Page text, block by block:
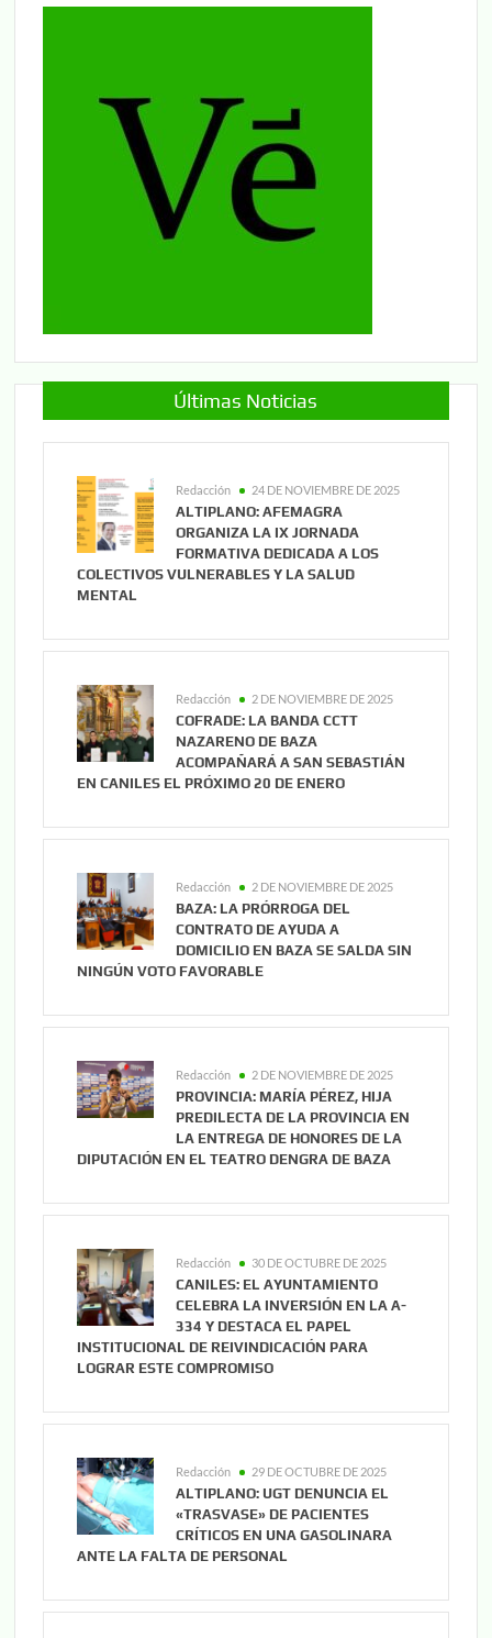
Últimas Noticias
Redacción 24 DE NOVIEMBRE DE 2025
ALTIPLANO: AFEMAGRA
ORGANIZA LA IX JORNADA
FORMATIVA DEDICADA A LOS
COLECTIVOS VULNERABLES Y LA SALUD
MENTAL
Redacción 2 DE NOVIEMBRE DE 2025
COFRADE: LA BANDA CCTT
NAZARENO DE BAZA
ACOMPAÑARÁ A SAN SEBASTIÁN
EN CANILES EL PRÓXIMO 20 DE ENERO
Redacción 2 DE NOVIEMBRE DE 2025
BAZA: LA PRÓRROGA DEL
CONTRATO DE AYUDA A
DOMICILIO EN BAZA SE SALDA SIN
NINGÚN VOTO FAVORABLE
Redacción 2 DE NOVIEMBRE DE 2025
PROVINCIA: MARÍA PÉREZ, HIJA
PREDILECTA DE LA PROVINCIA EN
LA ENTREGA DE HONORES DE LA
DIPUTACIÓN EN EL TEATRO DENGRA DE BAZA
Redacción 30 DE OCTUBRE DE 2025
CANILES: EL AYUNTAMIENTO
CELEBRA LA INVERSIÓN EN LA A-
334 Y DESTACA EL PAPEL
INSTITUCIONAL DE REIVINDICACIÓN PARA
LOGRAR ESTE COMPROMISO
Redacción 29 DE OCTUBRE DE 2025
ALTIPLANO: UGT DENUNCIA EL
«TRASVASE» DE PACIENTES
CRÍTICOS EN UNA GASOLINARA
ANTE LA FALTA DE PERSONAL